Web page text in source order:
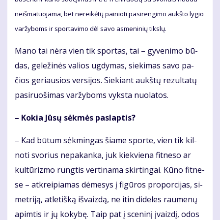
ne­iš­ma­tuo­ja­ma, bet ne­rei­kė­tų pai­nio­ti pa­si­ren­gi­mo aukš­to ly­gio
var­žy­boms ir spor­ta­vi­mo dėl sa­vo as­me­ni­nių tiks­lų.
Ma­no tai nė­ra vien tik spor­tas, tai – gy­ve­ni­mo bū­
das, ge­le­ži­nės va­lios ug­dy­mas, sie­ki­mas sa­vo pa­
čios ge­riau­sios ver­si­jos. Sie­kiant aukš­tų re­zul­ta­tų
pa­si­ruo­ši­mas var­žy­boms vyks­ta nuo­la­tos.
– Ko­kia Jū­sų sėk­mės pa­slap­tis?
– Kad bū­tum sėk­min­gas šia­me spor­te, vien tik kil­
no­ti svo­rius ne­pa­kan­ka, juk kiek­vie­na fit­ne­so ar
kul­tū­riz­mo rung­tis ver­ti­na­ma skir­tin­gai. Kū­no fit­ne­
se – at­krei­pia­mas dė­me­sys į fi­gū­ros pro­por­ci­jas, si­
met­ri­ją, at­le­tiš­ką iš­vaiz­dą, ne itin di­de­les rau­me­nų
ap­im­tis ir jų ko­ky­bę. Taip pat į sce­ni­nį įvaiz­dį, odos